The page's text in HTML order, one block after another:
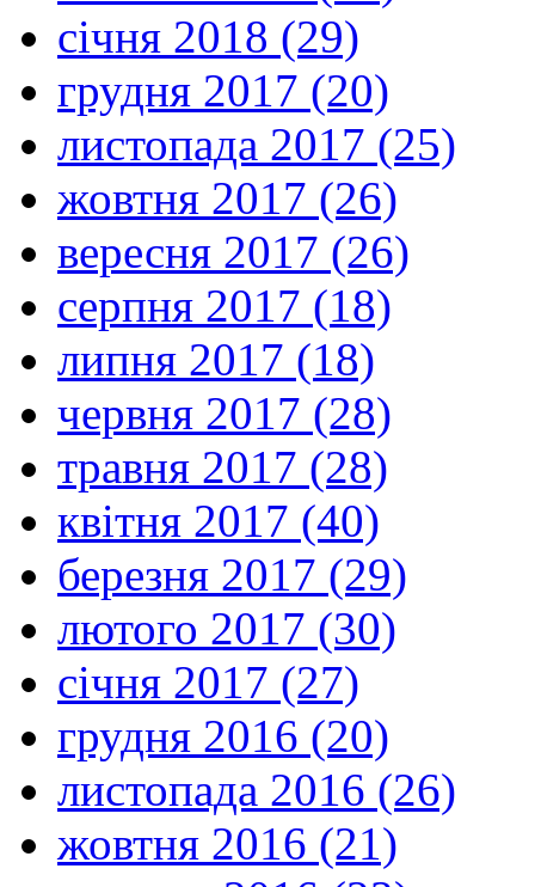
січня 2018 (29)
грудня 2017 (20)
листопада 2017 (25)
жовтня 2017 (26)
вересня 2017 (26)
серпня 2017 (18)
липня 2017 (18)
червня 2017 (28)
травня 2017 (28)
квітня 2017 (40)
березня 2017 (29)
лютого 2017 (30)
січня 2017 (27)
грудня 2016 (20)
листопада 2016 (26)
жовтня 2016 (21)